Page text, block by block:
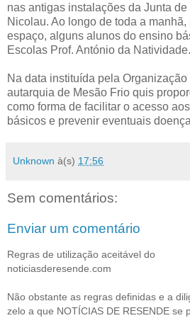
nas antigas instalações da Junta
Nicolau. Ao longo de toda a
espaço, alguns alunos do ensino
Escolas Prof. António da Natividade.
Na data instituída pela
autarquia de Mesão Frio quis
como forma de facilitar o acesso
básicos e prevenir eventuais
Unknown à(s) 17:56
Sem comentários:
Enviar um comentário
Regras de utilização aceitável do
noticiasderesende.com
Não obstante as regras definidas e a
zelo a que NOTÍCIAS DE RESENDE se